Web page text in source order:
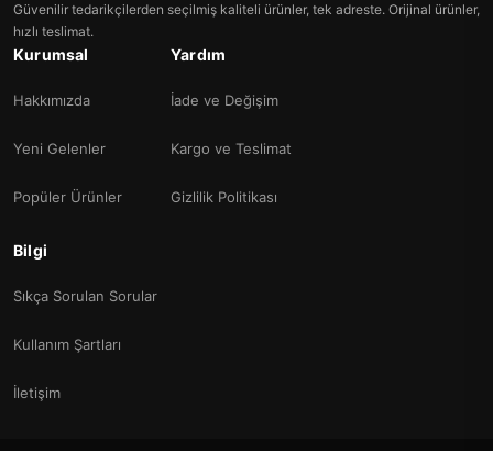
Güvenilir tedarikçilerden seçilmiş kaliteli ürünler, tek adreste. Orijinal ürünler,
hızlı teslimat.
Kurumsal
Hakkımızda
Yeni Gelenler
Popüler Ürünler
Yardım
İade ve Değişim
Kargo ve Teslimat
Gizlilik Politikası
Bilgi
Sıkça Sorulan Sorular
Kullanım Şartları
İletişim